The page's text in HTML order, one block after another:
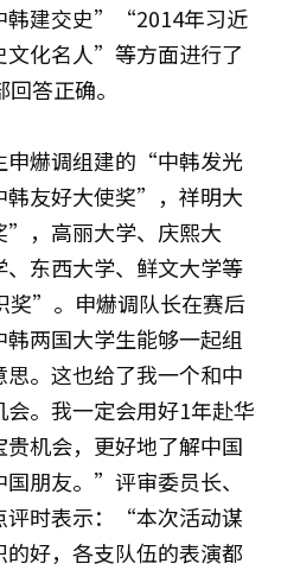
韩建交史”“2014年习近
化名人”等方面进行了
答正确。
申爀调组建的“中韩发光
友好大使奖”，祥明大
，高丽大学、庆熙大
东西大学、鲜文大学等
奖”。申爀调队长在赛后
两国大学生能够一起组
。这也给了我一个和中
。我一定会用好1年赴华
机会，更好地了解中国
朋友。”评审委员长、
评时表示：“本次活动谋
好，各支队伍的表演都